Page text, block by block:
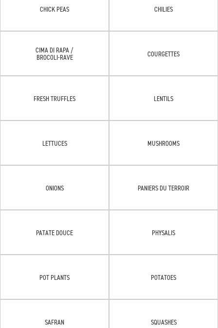
CHICK PEAS CHILIES
CIMA DI RAPA /
BROCOLI-RAVE
COURGETTES
FRESH TRUFFLES LENTILS
LETTUCES MUSHROOMS
ONIONS PANIERS DU TERROIR
PATATE DOUCE PHYSALIS
POT PLANTS POTATOES
SAFRAN SQUASHES